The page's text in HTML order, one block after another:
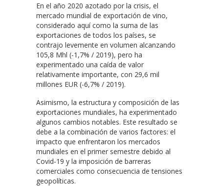
En el año 2020 azotado por la crisis, el
mercado mundial de exportación de vino,
considerado aquí como la suma de las
exportaciones de todos los países, se
contrajo levemente en volumen alcanzando
105,8 Mhl (-1,7% / 2019), pero ha
experimentado una caída de valor
relativamente importante, con 29,6 mil
millones EUR (-6,7% / 2019).
Asimismo, la estructura y composición de las
exportaciones mundiales, ha experimentado
algunos cambios notables. Este resultado se
debe a la combinación de varios factores: el
impacto que enfrentaron los mercados
mundiales en el primer semestre debido al
Covid-19 y la imposición de barreras
comerciales como consecuencia de tensiones
geopolíticas.